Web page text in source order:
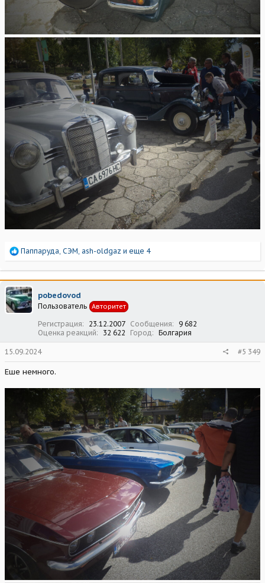
Р
а
к
ц
и
и
Паппаруда, СЭМ, ash-oldgaz и еще 4
pobedovod
Пользователь Авторитет
Регистрация 23.12.2007 Сообщения
9 682
Оценка реакций
32 622 Город Болгария
15.09.2024 #5 349
Еше немного.